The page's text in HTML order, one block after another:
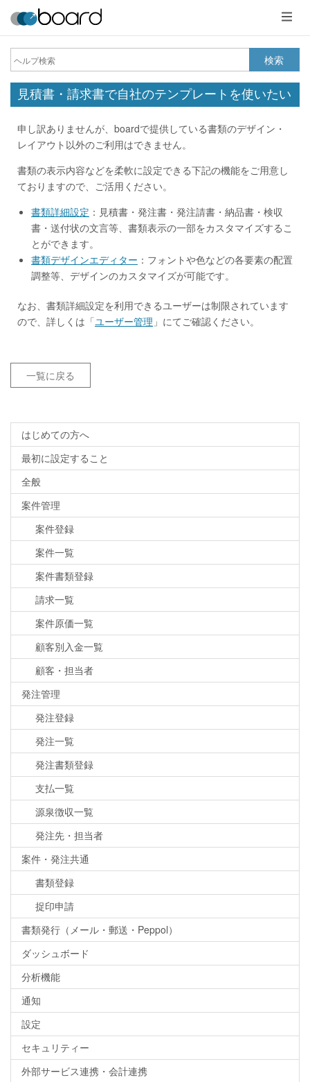
メ
ニ
ュ
ー
検索
見積書・請求書で自社のテンプレートを使いたい
申し訳ありませんが、boardで提供している書類のデザイン・
レイアウト以外のご利用はできません。
書類の表示内容などを柔軟に設定できる下記の機能をご用意し
ておりますので、ご活用ください。
書類詳細設定 ：見積書・発注書・発注請書・納品書・検収
書・送付状の文言等、書類表示の一部をカスタマイズするこ
とができます。
書類デザインエディター ：フォントや色などの各要素の配置
調整等、デザインのカスタマイズが可能です。
なお、書類詳細設定を利用できるユーザーは制限されています
ので、詳しくは「ユーザー管理 」にてご確認ください。
一覧に戻る
はじめての方へ
最初に設定すること
全般
案件管理
案件登録
案件一覧
案件書類登録
請求一覧
案件原価一覧
顧客別入金一覧
顧客・担当者
発注管理
発注登録
発注一覧
発注書類登録
支払一覧
源泉徴収一覧
発注先・担当者
案件・発注共通
書類登録
捉印申請
書類発行（メール・郵送・Peppol）
ダッシュボード
分析機能
通知
設定
セキュリティー
外部サービス連携・会計連携